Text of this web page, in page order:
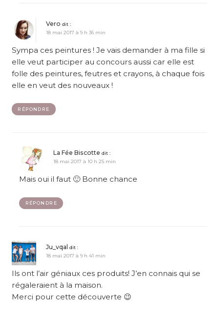
Vero dit :
18 mai 2017 à 9 h 36 min
Sympa ces peintures ! Je vais demander à ma fille si
elle veut participer au concours aussi car elle est
folle des peintures, feutres et crayons, à chaque fois
elle en veut des nouveaux !
RÉPONDRE
La Fée Biscotte dit :
18 mai 2017 à 10 h 25 min
Mais oui il faut 🙂 Bonne chance
RÉPONDRE
Ju_vqal
dit :
18 mai 2017 à 9 h 41 min
Ils ont l’air géniaux ces produits! J’en connais qui se
régaleraient à la maison.
Merci pour cette découverte 😉